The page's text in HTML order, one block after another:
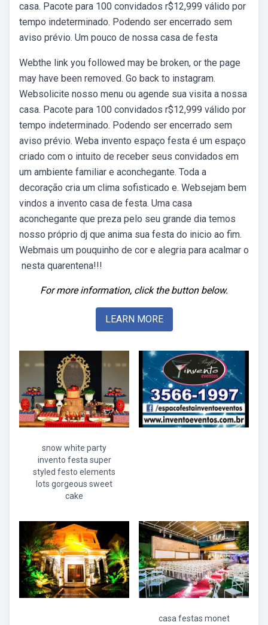
casa. Pacote para 100 convidados r$12,999 válido por
tempo indeterminado. Podendo ser encerrado sem
aviso prévio. Um pouco de nossa casa de festa
Webthe link you followed may be broken, or the page
may have been removed. Go back to instagram.
Websolicite nosso menu ou agende sua visita a nossa
casa. Pacote para 100 convidados r$12,999 válido por
tempo indeterminado. Podendo ser encerrado sem
aviso prévio. Weba invento espaço festa é um espaço
criado com o intuito de receber seus convidados em
um ambiente familiar e aconchegante. Toda a
decoração cria um clima sofisticado e. Websejam bem
vindos a invento casa de festa. Uma casa
aconchegante que preza pelo seu grande dia temos
nosso próprio dj que anima sua festa do inicio ao fim.
Webmais um pouquinho de cor e alegria para acalmar o
️ nesta quarentena!!!
For more information, click the button below.
LEARN MORE
snow white party
invento festa super
styled festo elements
lots gorgeous sweet
cake
casa festas monet